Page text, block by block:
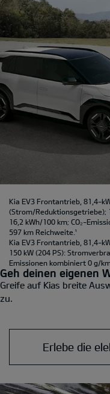
Kia EV3 Frontantrieb, 81,4-
(Strom/Reduktionsgetriebe);
16,2 kWh/100 km; CO₂-
597 km Reichweite. ¹
Kia EV3 Frontantrieb, 81,4-
150 kW (204 PS):
Emissionen kombiniert 0 g/
Geh deinen eigenen
Greife auf Kias breite
zu.
Erlebe die